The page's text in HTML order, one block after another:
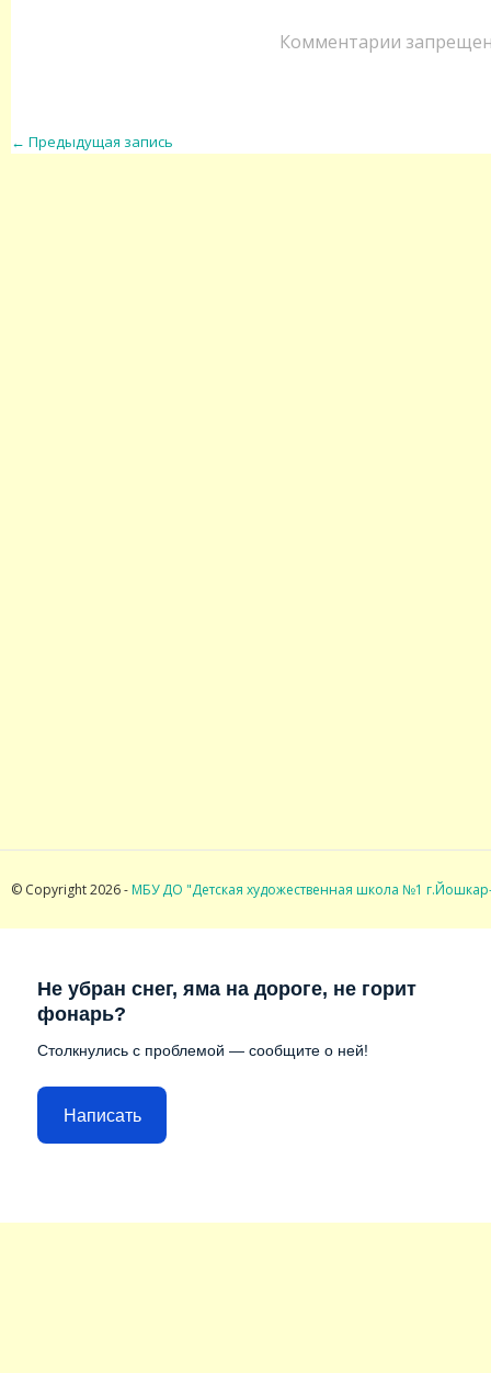
Комментарии
← Предыдущая запись
© Copyright 2026 -МБУ ДО "Детская художественная школа №1
Не убран снег, яма на дороге, не горит
фонарь?
Столкнулись с проблемой — сообщите о ней!
Написать